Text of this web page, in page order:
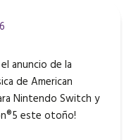
anuncio de la
de American
Nintendo Switch y
este otoño!